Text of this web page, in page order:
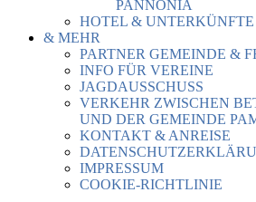
PANNONIA
HOTEL & UNTERKÜNFTE
& MEHR
PARTNER GEMEINDE &
INFO FÜR VEREINE
JAGDAUSSCHUSS
VERKEHR ZWISCHEN
UND DER GEMEINDE
KONTAKT & ANREISE
IMPRESSUM
COOKIE-RICHTLINIE